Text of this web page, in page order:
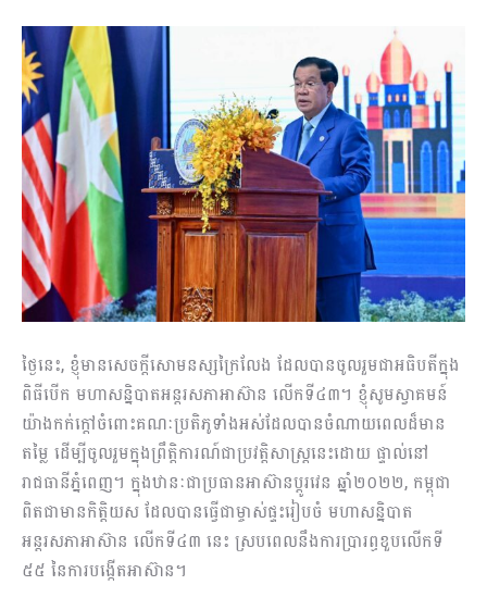
ថ្ងៃនេះ, ខ្ញុំមានសេចក្តីសោមនស្សក្រៃលែង ដែលបានចូលរួមជាអធិបតីក្នុង
ពិធីបើក មហាសន្និបាតអន្តរសភាអាស៊ាន លើកទី៤៣។ ខ្ញុំសូមស្វាគមន៍
យ៉ាងកក់ក្តៅចំពោះគណៈប្រតិភូទាំងអស់ដែលបានចំណាយពេលដ៏មាន
តម្លៃ ដើម្បីចូលរួមក្នុងព្រឹត្តិការណ៍ជាប្រវត្តិសាស្ត្រនេះដោយ ផ្ទាល់នៅ
រាជធានីភ្នំពេញ។ ក្នុងឋានៈជាប្រធានអាស៊ានប្តូរវេន ឆ្នាំ២០២២, កម្ពុជា
ពិតជាមានកិត្តិយស ដែលបានធ្វើជាម្ចាស់ផ្ទះរៀបចំ មហាសន្និបាត
អន្តរសភាអាស៊ាន លើកទី៤៣ នេះ ស្របពេលនឹងការប្រារព្ធខួបលើកទី
៥៥ នៃការបង្កើតអាស៊ាន។